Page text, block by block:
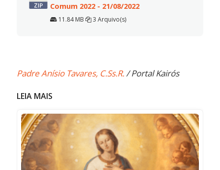
Comum 2022 - 21/08/2022
11.84 MB 3 Arquivo(s)
Padre Anísio Tavares, C.Ss.R./ Portal Kairós
LEIA MAIS